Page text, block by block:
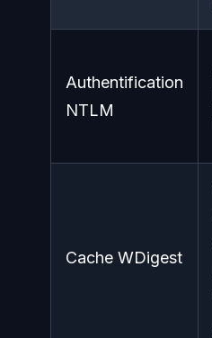
Authentification
NTLM
Cache WDigest